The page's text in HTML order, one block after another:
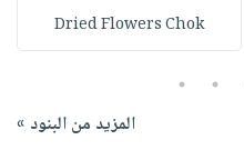
Dried Flowers Chok
4
5
المزيد من البنود »